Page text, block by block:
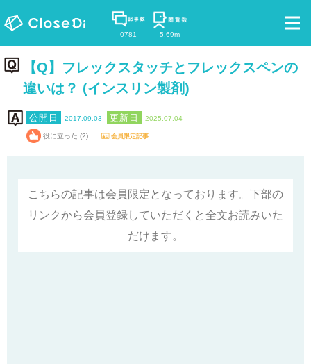
0781 5.69m
【Q】フレックスタッチとフレックスペンの
違いは？ (インスリン製剤)
2017.09.03 2025.07.04
役に立った (2) 会員限定記事
こちらの記事は会員限定となっております。下部の
リンクから会員登録していただくと全文お読みいた
だけます。